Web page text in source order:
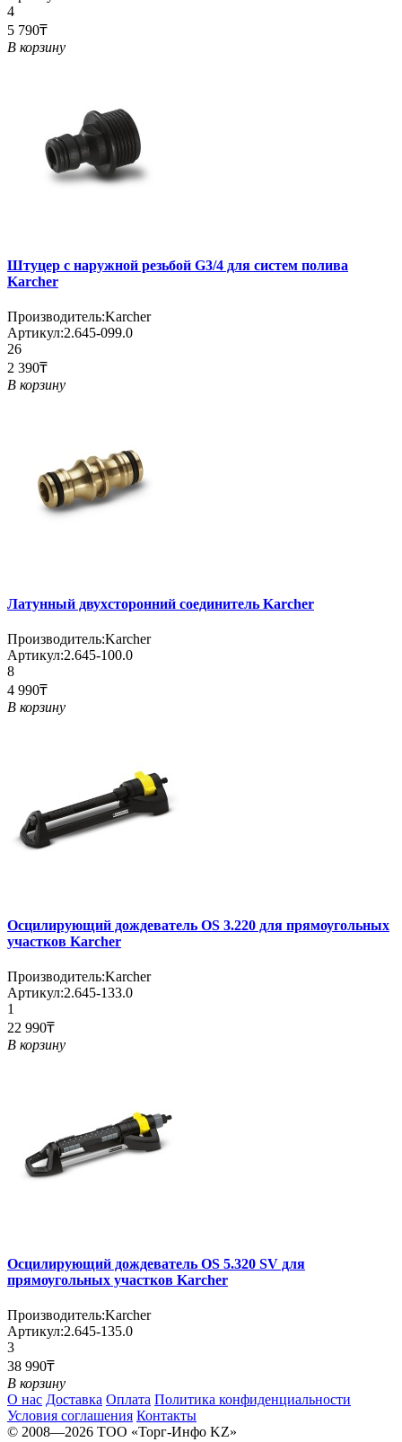
4
5 790₸
В корзину
Штуцер с наружной резьбой G3/4 для систем полива
Karcher
Производитель:Karcher
Артикул:2.645-099.0
26
2 390₸
В корзину
Латунный двухсторонний соединитель Karcher
Производитель:Karcher
Артикул:2.645-100.0
8
4 990₸
В корзину
Осцилирующий дождеватель OS 3.220 для прямоугольных
участков Karcher
Производитель:Karcher
Артикул:2.645-133.0
1
22 990₸
В корзину
Осцилирующий дождеватель OS 5.320 SV для
прямоугольных участков Karcher
Производитель:Karcher
Артикул:2.645-135.0
3
38 990₸
В корзину
О нас Доставка Оплата Политика конфиденциальности
Условия соглашения Контакты
© 2008—2026 TOO «Торг-Инфо KZ»